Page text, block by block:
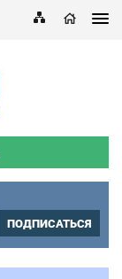
ПОДПИСАТЬСЯ